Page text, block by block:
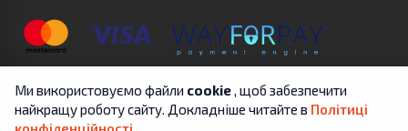
Ми використовуємо файли cookie, щоб забезпечити
найкращу роботу сайту. Докладніше читайте в Політиці